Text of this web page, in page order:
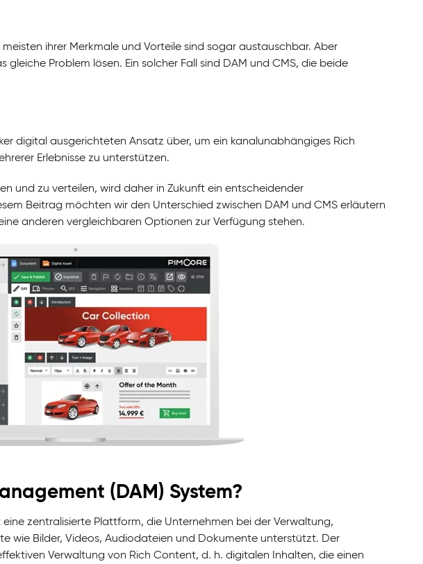
ihrer Merkmale und Vorteile sind sogar austauschbar. Aber
Problem lösen. Ein solcher Fall sind DAM und CMS, die beide
digital ausgerichteten Ansatz über, um ein kanalunabhängiges Rich
Erlebnisse zu unterstützen.
und zu verteilen, wird daher in Zukunft ein entscheidender
Beitrag möchten wir den Unterschied zwischen DAM und CMS erläutern
anderen vergleichbaren Optionen zur Verfügung stehen.
(DAM) System?
zentralisierte Plattform, die Unternehmen bei der Verwaltung,
wie Bilder, Videos, Audiodateien und Dokumente unterstützt. Der
Verwaltung von Rich Content, d. h. digitalen Inhalten, die einen